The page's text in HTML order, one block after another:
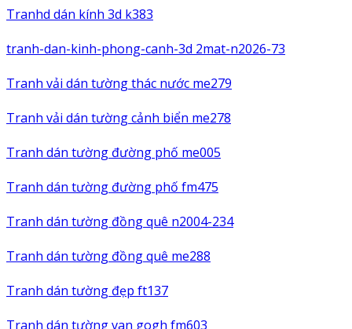
Tranhd dán kính 3d k383
tranh-dan-kinh-phong-canh-3d 2mat-n2026-73
Tranh vải dán tường thác nước me279
Tranh vải dán tường cảnh biển me278
Tranh dán tường đường phố me005
Tranh dán tường đường phố fm475
Tranh dán tường đồng quê n2004-234
Tranh dán tường đồng quê me288
Tranh dán tường đẹp ft137
Tranh dán tường van gogh fm603